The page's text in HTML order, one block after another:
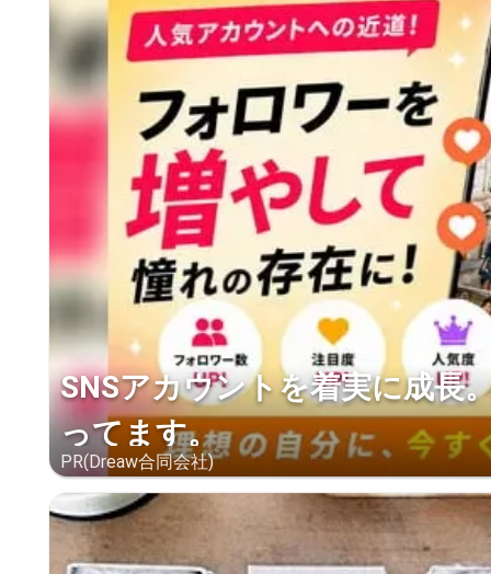
SNSアカウントを着実に成長
ってます。
PR(Dreaw合同会社)